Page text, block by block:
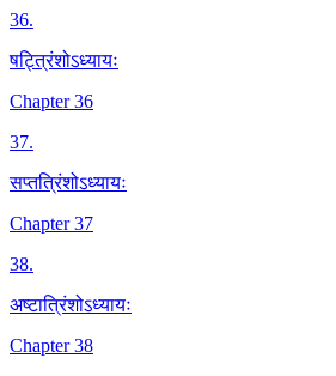
36.
षट्त्रिंशोऽध्यायः
Chapter 36
37.
सप्तत्रिंशोऽध्यायः
Chapter 37
38.
अष्टात्रिंशोऽध्यायः
Chapter 38